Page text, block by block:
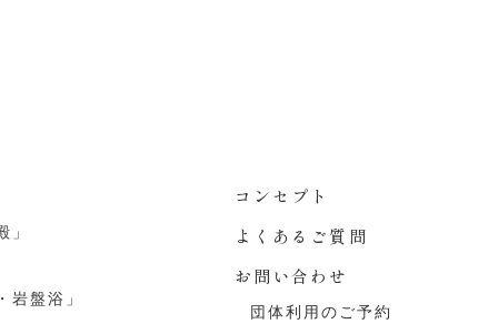
」
岩盤浴」
コンセプト
よくあるご質問
お問い合わせ
団体利用のご予約